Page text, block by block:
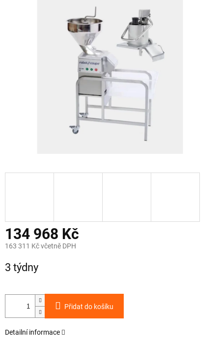
134 968 Kč
163 311 Kč včetně DPH
cena:
3 týdny
Přidat do košíku
Detailní informace